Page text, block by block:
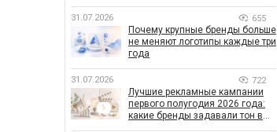
31.07.2026 655
Почему крупные бренды больше
не меняют логотипы каждые три
года
31.07.2026 722
Лучшие рекламные кампании
первого полугодия 2026 года:
какие бренды задавали тон в